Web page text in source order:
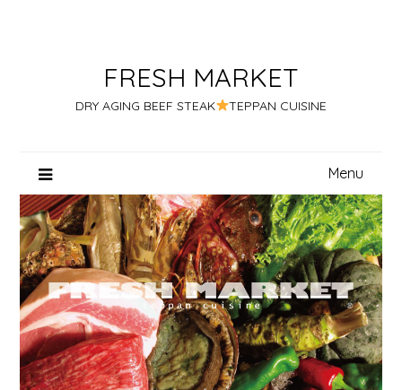
FRESH MARKET
DRY AGING BEEF STEAK TEPPAN CUISINE
Menu